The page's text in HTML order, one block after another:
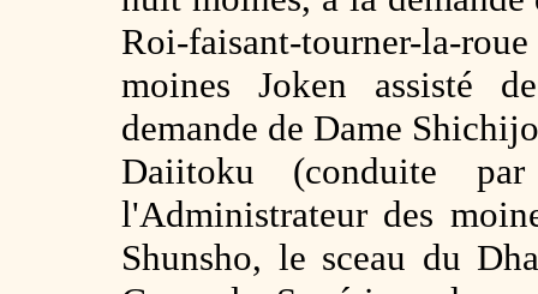
Roi-faisant-tourner-la-
moines Joken assisté
demande de Dame
Daiitoku (conduite
l'Administrateur des
Shunsho, le sceau du